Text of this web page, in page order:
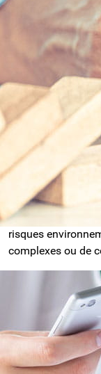
Pour les
grande taille
hautement
CMMA
Cette entité
finement
votre nom et
les plus
marché.
AvecCMMA
la certitude d'une
risques
complexes ou de
COMMENT
La